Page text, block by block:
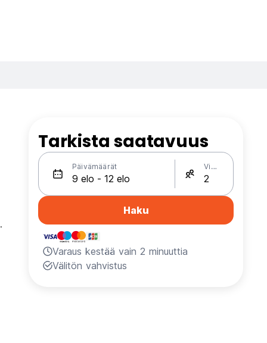
Tarkista saatavuus
Päivämäärät Vieraat
Haku
Varaus kestää vain 2 minuuttia
Välitön vahvistus